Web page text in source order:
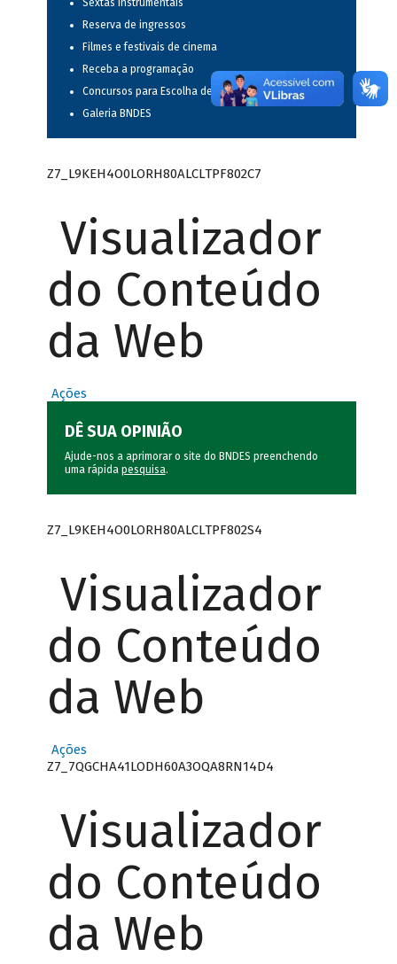
Sextas instrumentais
Reserva de ingressos
Filmes e festivais de cinema
Receba a programação
Concursos para Escolha de Espetáculos Musicais
Galeria BNDES
Z7_L9KEH4O0LORH80ALCLTPF802C7
Visualizador
do Conteúdo
da Web
Ações
DÊ SUA OPINIÃO
Ajude-nos a aprimorar o site do BNDES preenchendo
uma rápida pesquisa.
Z7_L9KEH4O0LORH80ALCLTPF802S4
Visualizador
do Conteúdo
da Web
Ações
Z7_7QGCHA41LODH60A3OQA8RN14D4
Visualizador
do Conteúdo
da Web